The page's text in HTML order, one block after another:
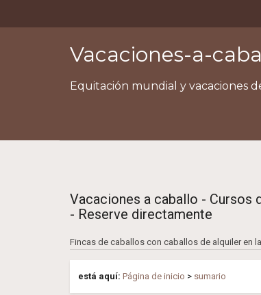
Vacaciones-a-
Equitación mundial y vacaciones
Vacaciones a caballo - Cursos
- Reserve directamente
Fincas de caballos con caballos de alquiler en
está aquí: Página de inicio > sumario